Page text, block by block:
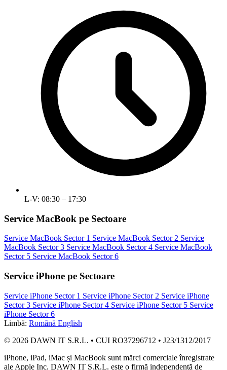
L-V: 08:30 – 17:30
Service MacBook pe Sectoare
Service MacBook Sector 1 Service MacBook Sector 2 Service
MacBook Sector 3 Service MacBook Sector 4 Service MacBook
Sector 5 Service MacBook Sector 6
Service iPhone pe Sectoare
Service iPhone Sector 1 Service iPhone Sector 2 Service iPhone
Sector 3 Service iPhone Sector 4 Service iPhone Sector 5 Service
iPhone Sector 6
Limbă: Română English
© 2026 DAWN IT S.R.L. • CUI RO37296712 • J23/1312/2017
iPhone, iPad, iMac și MacBook sunt mărci comerciale înregistrate
ale Apple Inc. DAWN IT S.R.L. este o firmă independentă de